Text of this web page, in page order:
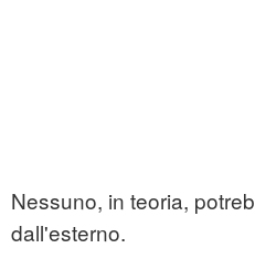
Nessuno, in teoria,
dall'esterno.